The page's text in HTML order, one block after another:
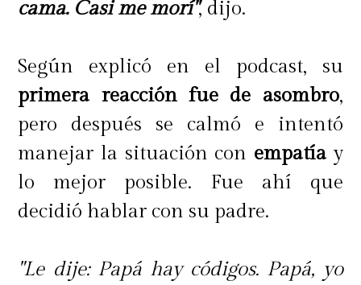
cama. Casi me morí", dijo.
Según explicó en el podcast, su
primera reacción fue de asombro,
pero después se calmó e intentó
manejar la situación con empatíay
lo mejor posible. Fue ahí que
decidió hablar con su padre.
"Le dije: Papá hay códigos. Papá, yo